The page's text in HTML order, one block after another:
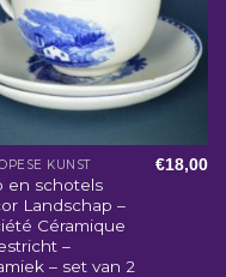
KUNST
en schotels
Landschap –
Céramique
–
– set van 2
€18,00